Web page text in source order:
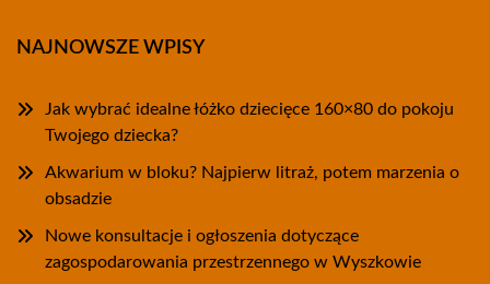
NAJNOWSZE WPISY
Jak wybrać idealne łóżko dziecięce 160×80 do pokoju
Twojego dziecka?
Akwarium w bloku? Najpierw litraż, potem marzenia o
obsadzie
Nowe konsultacje i ogłoszenia dotyczące
zagospodarowania przestrzennego w Wyszkowie